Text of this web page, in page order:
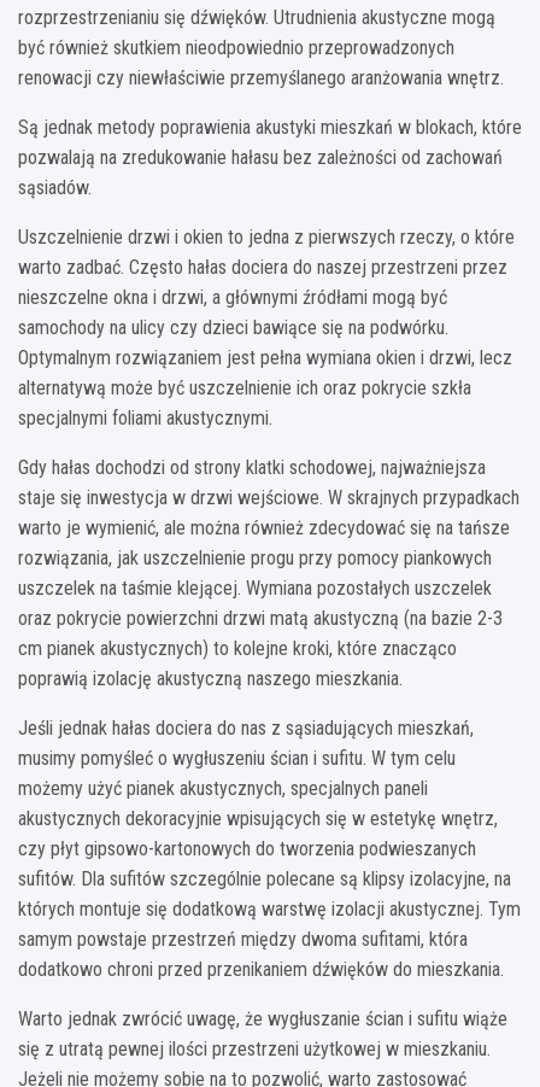
rozprzestrzenianiu się dźwięków. Utrudnienia akustyczne mogą
być również skutkiem nieodpowiednio przeprowadzonych
renowacji czy niewłaściwie przemyślanego aranżowania wnętrz.
Są jednak metody poprawienia akustyki mieszkań w blokach, które
pozwalają na zredukowanie hałasu bez zależności od zachowań
sąsiadów.
Uszczelnienie drzwi i okien to jedna z pierwszych rzeczy, o które
warto zadbać. Często hałas dociera do naszej przestrzeni przez
nieszczelne okna i drzwi, a głównymi źródłami mogą być
samochody na ulicy czy dzieci bawiące się na podwórku.
Optymalnym rozwiązaniem jest pełna wymiana okien i drzwi, lecz
alternatywą może być uszczelnienie ich oraz pokrycie szkła
specjalnymi foliami akustycznymi.
Gdy hałas dochodzi od strony klatki schodowej, najważniejsza
staje się inwestycja w drzwi wejściowe. W skrajnych przypadkach
warto je wymienić, ale można również zdecydować się na tańsze
rozwiązania, jak uszczelnienie progu przy pomocy piankowych
uszczelek na taśmie klejącej. Wymiana pozostałych uszczelek
oraz pokrycie powierzchni drzwi matą akustyczną (na bazie 2-3
cm pianek akustycznych) to kolejne kroki, które znacząco
poprawią izolację akustyczną naszego mieszkania.
Jeśli jednak hałas dociera do nas z sąsiadujących mieszkań,
musimy pomyśleć o wygłuszeniu ścian i sufitu. W tym celu
możemy użyć pianek akustycznych, specjalnych paneli
akustycznych dekoracyjnie wpisujących się w estetykę wnętrz,
czy płyt gipsowo-kartonowych do tworzenia podwieszanych
sufitów. Dla sufitów szczególnie polecane są klipsy izolacyjne, na
których montuje się dodatkową warstwę izolacji akustycznej. Tym
samym powstaje przestrzeń między dwoma sufitami, która
dodatkowo chroni przed przenikaniem dźwięków do mieszkania.
Warto jednak zwrócić uwagę, że wygłuszanie ścian i sufitu wiąże
się z utratą pewnej ilości przestrzeni użytkowej w mieszkaniu.
Jeżeli nie możemy sobie na to pozwolić, warto zastosować